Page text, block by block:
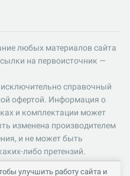
любых материалов сайта
на первоисточник —
справочный
офертой. Информация о
и комплектации может
изменена производителем
и не может быть
либо претензий.
для вас характеристики
улучшить работу сайта и